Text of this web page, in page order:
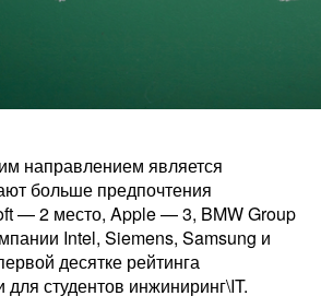
направлением является
больше предпочтения
— 2 место, Apple — 3, BMW Group
Intel, Siemens, Samsung и
десятке рейтинга
для студентов инжиниринг\IT.